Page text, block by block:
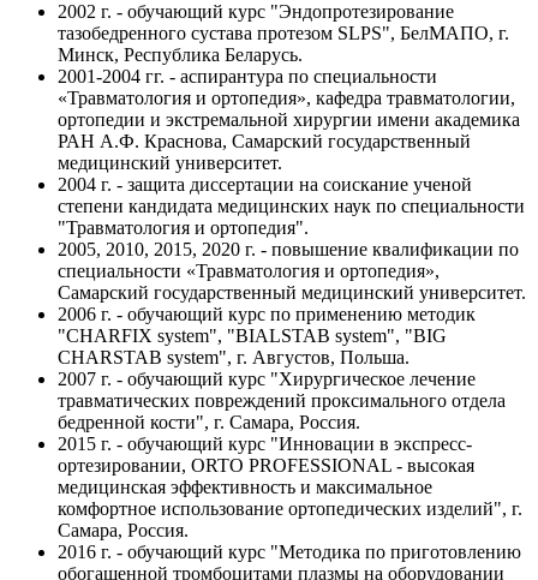
2002 г. - обучающий курс "Эндопротезирование
тазобедренного сустава протезом SLPS", БелМАПО, г.
Минск, Республика Беларусь.
2001-2004 гг. - аспирантура по специальности
«Травматология и ортопедия», кафедра травматологии,
ортопедии и экстремальной хирургии имени академика
РАН А.Ф. Краснова, Самарский государственный
медицинский университет.
2004 г. - защита диссертации на соискание ученой
степени кандидата медицинских наук по специальности
"Травматология и ортопедия".
2005, 2010, 2015, 2020 г. - повышение квалификации по
специальности «Травматология и ортопедия»,
Самарский государственный медицинский университет.
2006 г. - обучающий курс по применению методик
"CHARFIX system", "BIALSTAB system", "BIG
CHARSTAB system", г. Августов, Польша.
2007 г. - обучающий курс "Хирургическое лечение
травматических повреждений проксимального отдела
бедренной кости", г. Самара, Россия.
2015 г. - обучающий курс "Инновации в экспресс-
ортезировании, ORTO PROFESSIONAL - высокая
медицинская эффективность и максимальное
комфортное использование ортопедических изделий", г.
Самара, Россия.
2016 г. - обучающий курс "Методика по приготовлению
обогащенной тромбоцитами плазмы на оборудовании